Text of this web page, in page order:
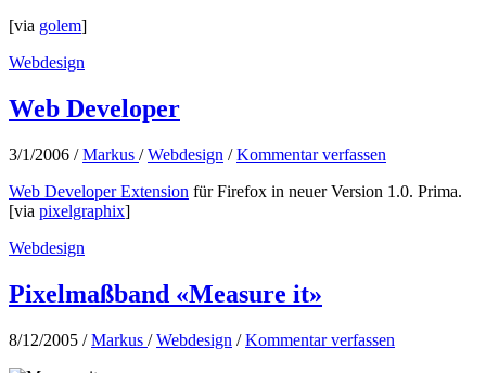
[via golem]
Webdesign
Web Developer
3/1/2006 /Markus /Webdesign /Kommentar verfassen
Web Developer Extension für Firefox in neuer Version 1.0. Prima.
[via pixelgraphix]
Webdesign
Pixelmaßband «Measure it»
8/12/2005 /Markus /Webdesign /Kommentar verfassen